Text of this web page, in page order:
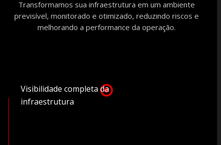
Transformamos sua infraestrutura em um ambiente
previsível, monitorado e otimizado, reduzindo riscos e
melhorando a performance da operação.
Visibilidade completa da
infraestrutura